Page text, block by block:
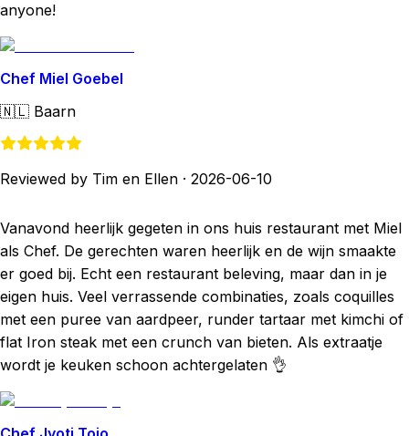
anyone!
Chef Miel Goebel
🇳🇱 Baarn
Reviewed by Tim en Ellen · 2026-06-10
Vanavond heerlijk gegeten in ons huis restaurant met Miel
als Chef. De gerechten waren heerlijk en de wijn smaakte
er goed bij. Echt een restaurant beleving, maar dan in je
eigen huis. Veel verrassende combinaties, zoals coquilles
met een puree van aardpeer, runder tartaar met kimchi of
flat Iron steak met een crunch van bieten. Als extraatje
wordt je keuken schoon achtergelaten 👌